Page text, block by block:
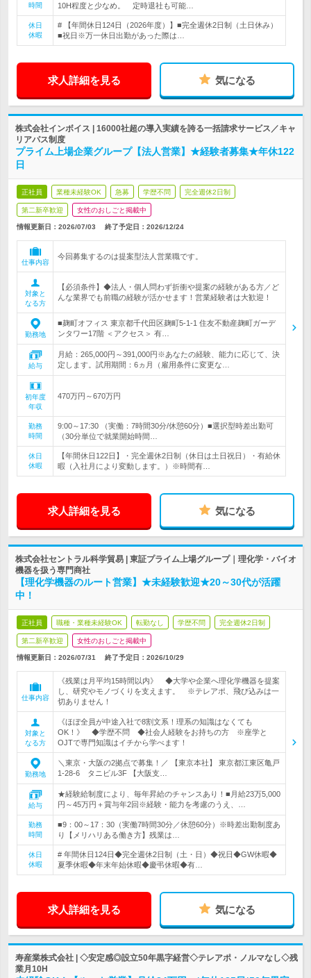
時間
10H程度と少なめ。 定時退社も可能…
休日
休暇
# 【年間休日124日（2026年度）】■完全週休2日制（土日休み）
■祝日※万一休日出勤があった際は…
求人詳細を見る 気になる
株式会社インボイス | 16000社超の導入実績を誇る一括請求サービス／キャ
リアパス制度
プライム上場企業グループ【法人営業】★経験者募集★年休122
日
正社員 業種未経験OK 急募 学歴不問 完全週休2日制
第二新卒歓迎 女性のおしごと掲載中
情報更新日：2026/07/03 終了予定日： 2026/12/24
仕事内容
今回募集するのは提案型法人営業職です。
対象と
なる方
【必須条件】◆法人・個人問わず折衝や提案の経験がある方／ど
んな業界でも前職の経験が活かせます！営業経験者は大歓迎！
勤務地
■麹町オフィス 東京都千代田区麹町5-1-1 住友不動産麹町ガーデ
ンタワー17階 ＜アクセス＞ 有…
給与
月給：265,000円～391,000円※あなたの経験、能力に応じて、決
定します。試用期間：6ヵ月（雇用条件に変更な…
初年度
年収
470万円～670万円
勤務
時間
9:00～17:30 （実働：7時間30分/休憩60分）■選択型時差出勤可
（30分単位で就業開始時間…
休日
休暇
【年間休日122日】・完全週休2日制（休日は土日祝日）・有給休
暇（入社月により変動します。）※時間有…
求人詳細を見る 気になる
株式会社セントラル科学貿易 | 東証プライム上場グループ｜理化学・バイオ
機器を扱う専門商社
【理化学機器のルート営業】★未経験歓迎★20～30代が活躍
中！
正社員 職種・業種未経験OK 転勤なし 学歴不問 完全週休2日制
第二新卒歓迎 女性のおしごと掲載中
情報更新日：2026/07/31 終了予定日： 2026/10/29
仕事内容
《残業は月平均15時間以内》 ◆大学や企業へ理化学機器を提案
し、研究やモノづくりを支えます。 ※テレアポ、飛び込みは一
切ありません！
対象と
なる方
《ほぼ全員が中途入社で8割文系！理系の知識はなくても
OK！》 ◆学歴不問 ◆社会人経験をお持ちの方 ※座学と
OJTで専門知識はイチから学べます！
勤務地
＼東京・大阪の2拠点で募集！／ 【東京本社】 東京都江東区亀戸
1-28-6 タニビル3F 【大阪支…
給与
★経験給制度により、毎年昇給のチャンスあり！■月給23万5,000
円～45万円＋賞与年2回※経験・能力を考慮のうえ、…
勤務
時間
■9：00～17：30（実働7時間30分／休憩60分）※時差出勤制度あ
り【メリハリある働き方】残業は…
休日
休暇
# 年間休日124日◆完全週休2日制（土・日）◆祝日◆GW休暇◆
夏季休暇◆年末年始休暇◆慶弔休暇◆有…
求人詳細を見る 気になる
寿産業株式会社 | ◇安定感◎設立50年黒字経営◇テレアポ・ノルマなし◇残
業月10H